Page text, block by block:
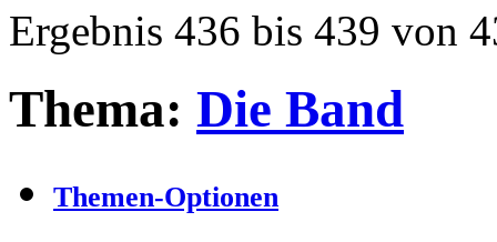
Ergebnis 436 bis 439 von
Thema: Die Band
Themen-Optionen